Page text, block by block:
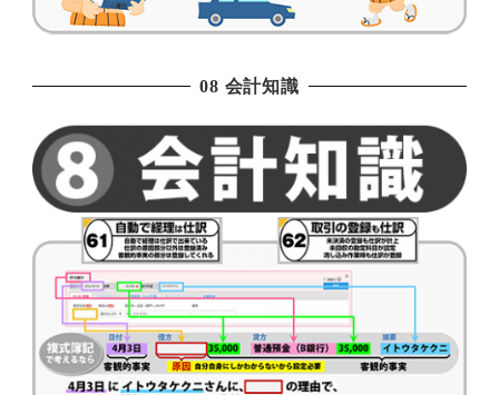
08 会計知識